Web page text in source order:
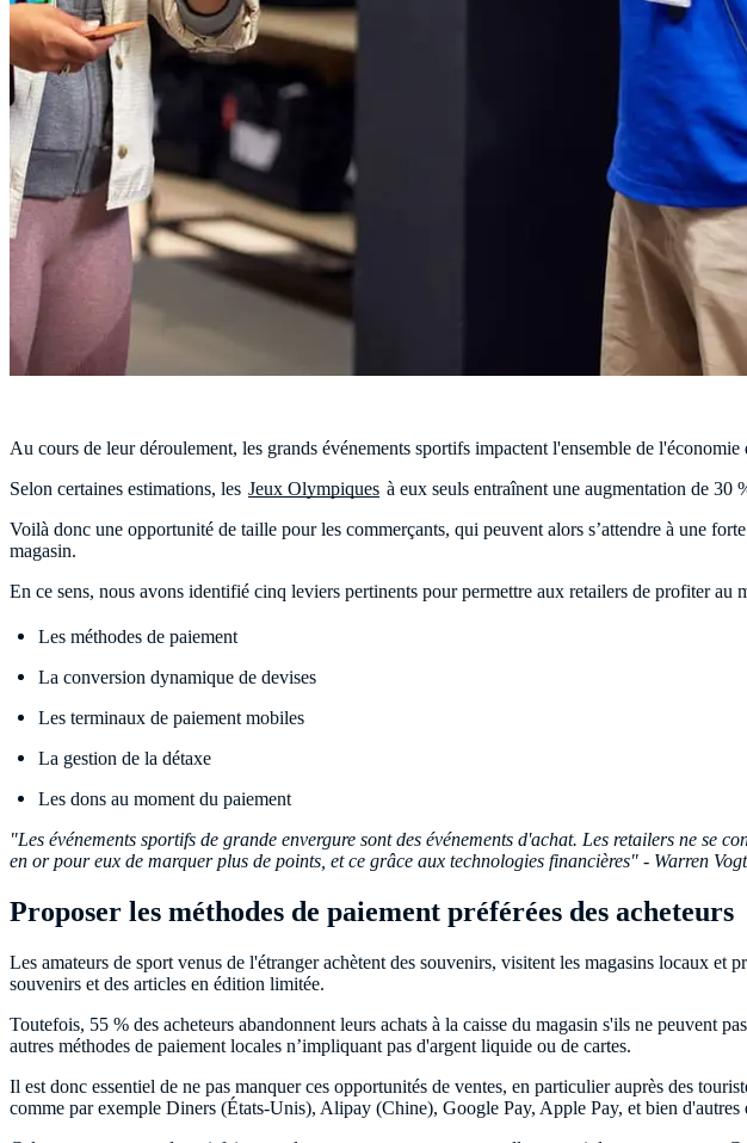
Au cours de leur déroulement, les grands événements sportifs impactent l'ensemble de
Selon certaines estimations, les Jeux Olympiques à eux seuls entraînent une augmentation de 30
Voilà donc une opportunité de taille pour les commerçants, qui peuvent alors s’attendre à une
magasin.
En ce sens, nous avons identifié cinq leviers pertinents pour permettre aux retailers de profiter
Les méthodes de paiement
La conversion dynamique de devises
Les terminaux de paiement mobiles
La gestion de la détaxe
Les dons au moment du paiement
"Les événements sportifs de grande envergure sont des événements d'achat. Les retailers ne se
en or pour eux de marquer plus de points, et ce grâce aux technologies financières" - Warren
Proposer les méthodes de paiement préférées des acheteurs
Les amateurs de sport venus de l'étranger achètent des souvenirs, visitent les magasins locaux
souvenirs et des articles en édition limitée.
Toutefois, 55 % des acheteurs abandonnent leurs achats à la caisse du magasin s'ils ne peuvent
autres méthodes de paiement locales n’impliquant pas d'argent liquide ou de cartes.
Il est donc essentiel de ne pas manquer ces opportunités de ventes, en particulier auprès des
comme par exemple Diners (États-Unis), Alipay (Chine), Google Pay, Apple Pay, et bien d'autres